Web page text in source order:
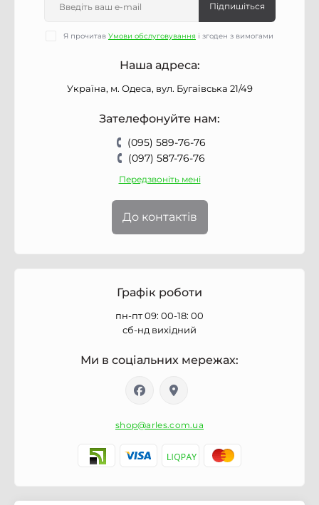
Підпишіться
Я прочитав Умови обслуговування і згоден з вимогами
Наша адреса:
Україна, м. Одеса, вул. Бугаївська 21/49
Зателефонуйте нам:
(095) 589-76-76
(097) 587-76-76
Передзвоніть мені
До контактів
Графік роботи
пн-пт 09: 00-18: 00
сб-нд вихідний
Ми в соціальних мережах:
shop@arles.com.ua